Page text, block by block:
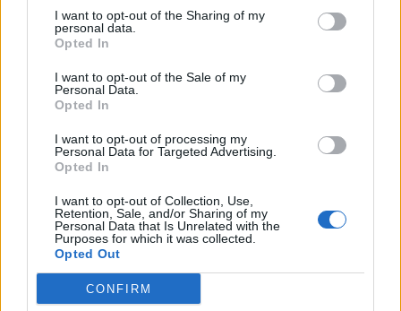
I want to opt-out of the Sharing of my
personal data.
Opted In
I want to opt-out of the Sale of my
Personal Data.
Opted In
I want to opt-out of processing my
Personal Data for Targeted Advertising.
Opted In
I want to opt-out of Collection, Use,
Retention, Sale, and/or Sharing of my
Personal Data that Is Unrelated with the
Purposes for which it was collected.
Opted Out
CONFIRM
για τα F-35 και η πώληση των αμερικανικών
κινητήρων, αποδεικνύουν ξεκάθαρα ότι η
των εξελίξεων. Το ίδιο φυσικά ισχύει και για την
πολυδιαφημισμένη συμμαχία με την Γαλλία
καθώς μετά τους Meteor ανοίγει ο δρόμος και για
πώληση γαλλικών αντιαεροπορικών στην Τουρκία.
Η χώρα χρειάζεται άμεσα αλλαγή σελίδας και
επιστροφή σε μια ενεργητική πολυδιάστατη
εξωτερική πολιτική. Χρειαζόμαστε μία στρατηγική
για τις ελληνοαμερικανικές σχέσεις που να
βασίζεται στο αμοιβαίο όφελος και όχι σε λευκές